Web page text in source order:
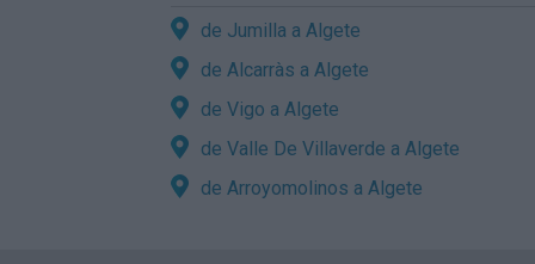
de Jumilla a Algete
de Alcarràs a Algete
de Vigo a Algete
de Valle De Villaverde a Algete
de Arroyomolinos a Algete